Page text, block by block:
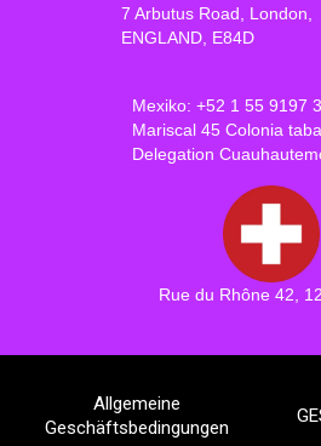
7 Arbutus Road, London,
ENGLAND, E84D
Mexiko: +52 1 55 9197
Mariscal 45 Colonia
Delegation
Rue du Rhône 42,
Allgemeine
Geschäftsbedingungen